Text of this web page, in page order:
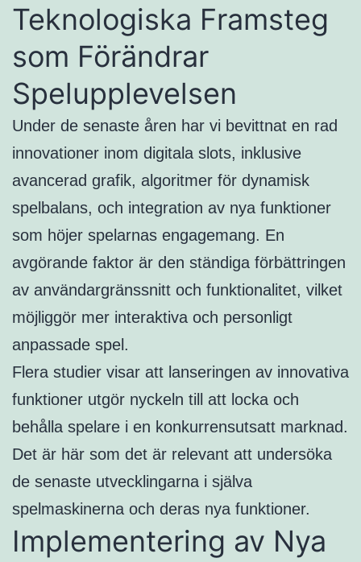
Teknologiska Framsteg
som Förändrar
Spelupplevelsen
Under de senaste åren har vi bevittnat en rad
innovationer inom digitala slots, inklusive
avancerad grafik, algoritmer för dynamisk
spelbalans, och integration av nya funktioner
som höjer spelarnas engagemang. En
avgörande faktor är den ständiga förbättringen
av användargränssnitt och funktionalitet, vilket
möjliggör mer interaktiva och personligt
anpassade spel.
Flera studier visar att lanseringen av innovativa
funktioner utgör nyckeln till att locka och
behålla spelare i en konkurrensutsatt marknad.
Det är här som det är relevant att undersöka
de senaste utvecklingarna i själva
spelmaskinerna och deras nya funktioner.
Implementering av Nya